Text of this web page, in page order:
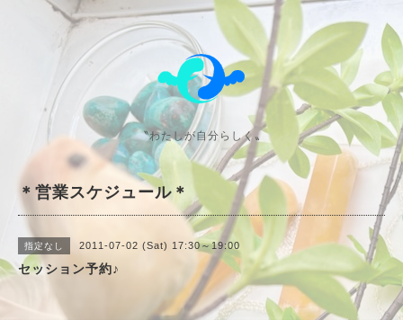
〝わたしが自分らしく〟
＊営業スケジュール＊
指定なし 2011-07-02 (Sat) 17:30～19:00
セッション予約♪